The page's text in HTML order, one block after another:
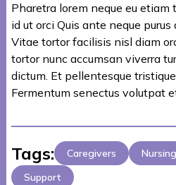
Pharetra lorem neque eu etiam
id ut orci Quis ante neque
Vitae tortor facilisis nisl diam
tortor nunc accumsan viverra
dictum. Et pellentesque
Fermentum senectus volutpat
Tags: Caregivers
Support